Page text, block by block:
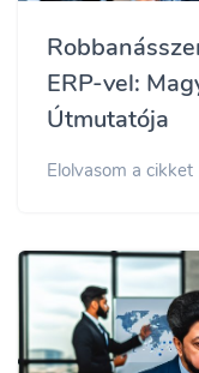
ERP-vel:
Útmutatója
Elolvasom a cikket